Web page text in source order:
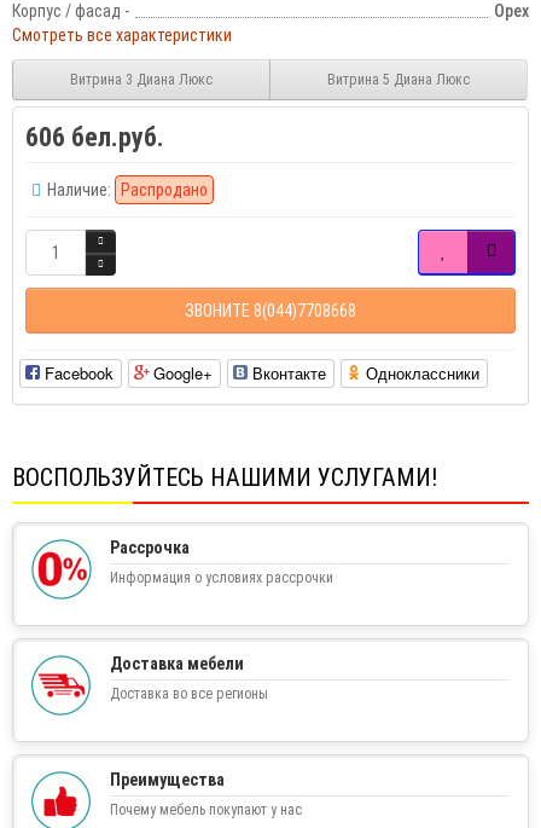
Корпус / фасад -
Орех
Смотреть все характеристики
Витрина 3 Диана Люкс Витрина 5 Диана Люкс
606 бел.руб.
Наличие: Распродано
ЗВОНИТЕ 8(044)7708668
Facebook Google+ Вконтакте Одноклассники
ВОСПОЛЬЗУЙТЕСЬ НАШИМИ УСЛУГАМИ!
Рассрочка
Информация о условиях рассрочки
Доставка мебели
Доставка во все регионы
Преимущества
Почему мебель покупают у нас